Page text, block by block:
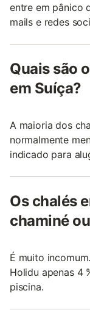
entre em pânico
mails e redes
Quais são
em Suíça?
A maioria dos
normalmente
indicado para
Os chalés
chaminé
É muito
Holidu apenas 4
piscina.